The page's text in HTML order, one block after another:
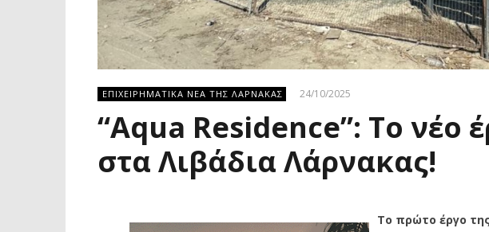
ΕΠΙΧΕΙΡΗΜΑΤΙΚΑ ΝΕΑ ΤΗΣ ΛΑΡΝΑΚΑΣ 24/10/2025
“Aqua Residence”: Το νέο
στα Λιβάδια Λάρνακας!
Το πρώτο έργο